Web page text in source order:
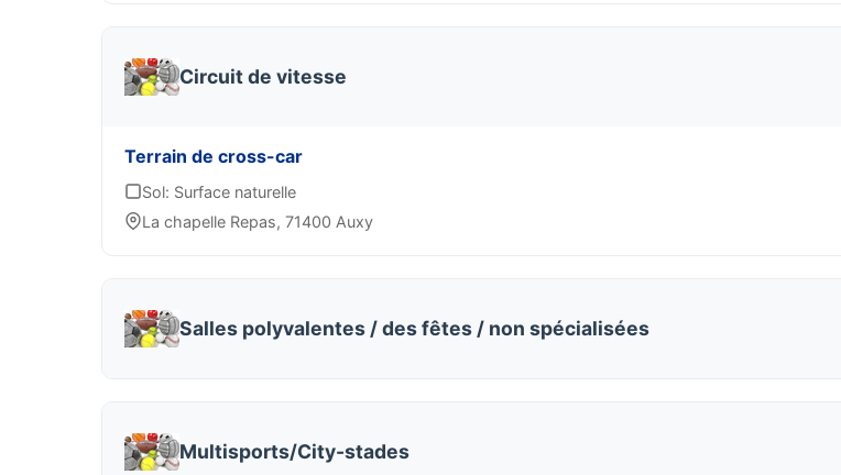
Circuit de vitesse
Terrain de cross-car
Sol: Surface naturelle
La chapelle Repas, 71400 Auxy
Salles polyvalentes / des fêtes / non spécialisées
Multisports/City-stades